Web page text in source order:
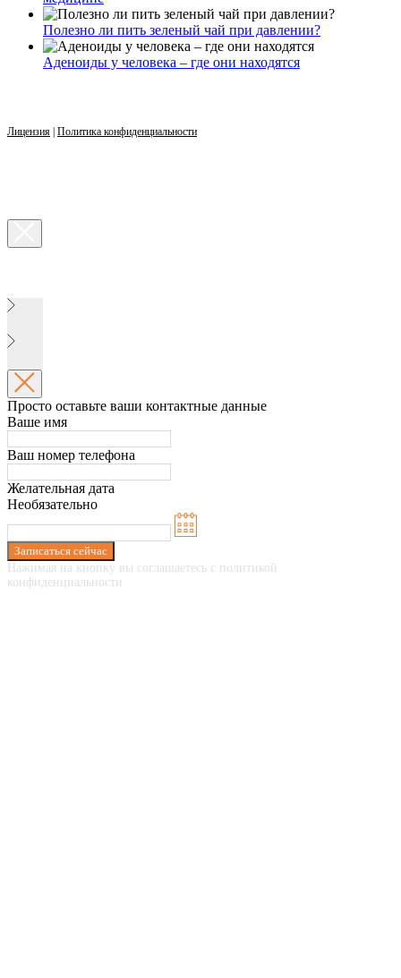
Полезно ли пить зеленый чай при давлении?
Аденоиды у человека – где они находятся
Лицензия Политика конфиденциальности
Просто оставьте ваши контактные данные
Ваше имя
Ваш номер телефона
Желательная дата
Необязательно
Записаться сейчас
Нажимая на кнопку вы соглашаетесь с политикой
конфиденциальности